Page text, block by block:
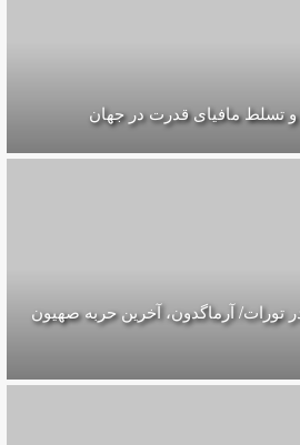
تورات/ آرماگدون، آخرین حربه صهیون